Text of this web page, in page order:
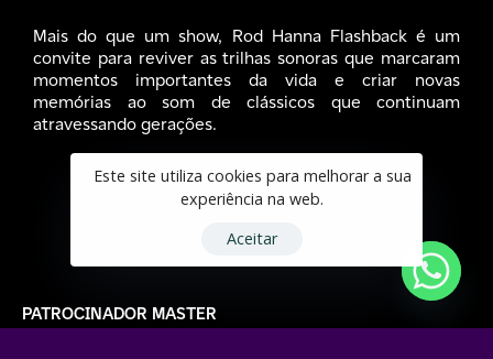
Mais do que um show, Rod Hanna Flashback é um
convite para reviver as trilhas sonoras que marcaram
momentos importantes da vida e criar novas
memórias ao som de clássicos que continuam
atravessando gerações.
PATROCINADOR MASTER
Este site utiliza cookies para melhorar a sua
experiência na web.
Aceitar